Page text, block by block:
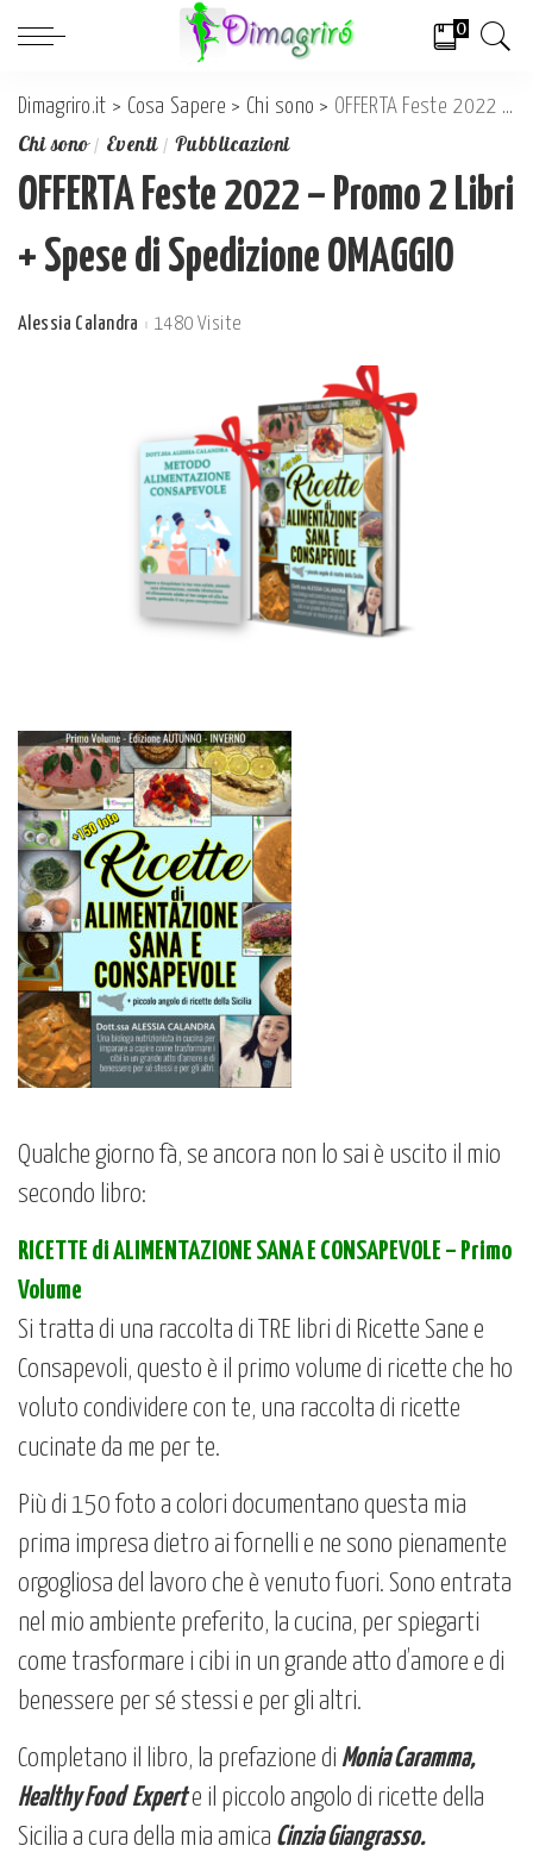
0
Dimagriro.it > Cosa Sapere > Chi sono > OFFERTA Feste 2022 – Promo 2 Libri + Spese di Spedizione OMAGGIO
Chi sono Eventi Pubblicazioni
OFFERTA Feste 2022 – Promo 2 Libri
+ Spese di Spedizione OMAGGIO
Posted
Alessia Calandra 1480 Visite
Qualche giorno fà, se ancora non lo sai è uscito il mio
secondo libro:
RICETTE di ALIMENTAZIONE SANA E CONSAPEVOLE – Primo
Volume
Si tratta di una raccolta di TRE libri di Ricette Sane e
Consapevoli, questo è il primo volume di ricette che ho
voluto condividere con te, una raccolta di ricette
cucinate da me per te.
Più di 150 foto a colori documentano questa mia
prima impresa dietro ai fornelli e ne sono pienamente
orgogliosa del lavoro che è venuto fuori. Sono entrata
nel mio ambiente preferito, la cucina, per spiegarti
come trasformare i cibi in un grande atto d’amore e di
benessere per sé stessi e per gli altri.
Completano il libro, la prefazione di Monia Caramma,
Healthy Food Experte il piccolo angolo di ricette della
Sicilia a cura della mia amica Cinzia Giangrasso.